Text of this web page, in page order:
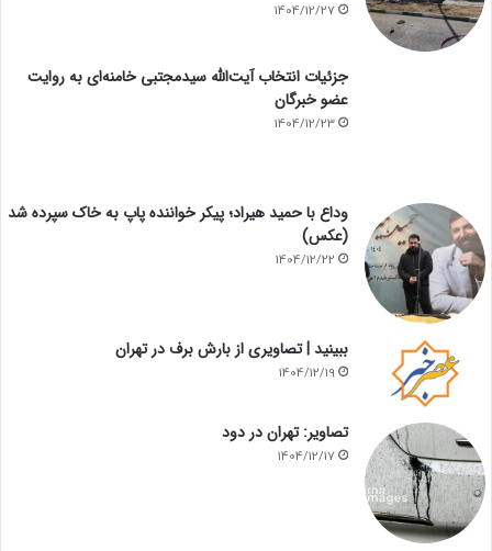
1404/12/27
جزئیات انتخاب آیت‌الله سیدمجتبی خامنه‌ای به روایت
عضو خبرگان
1404/12/23
وداع با حمید هیراد؛ پیکر خواننده پاپ به خاک سپرده شد
(عکس)
1404/12/22
ببینید | تصاویری از بارش برف در تهران
1404/12/19
تصاویر: تهران در دود
1404/12/17